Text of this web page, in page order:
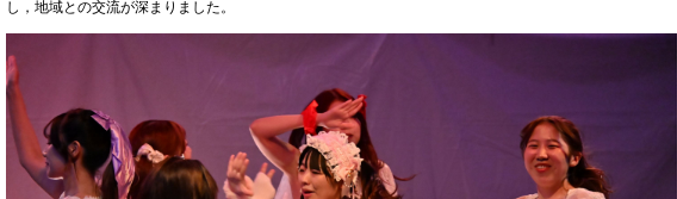
し，地域との交流が深まりました。